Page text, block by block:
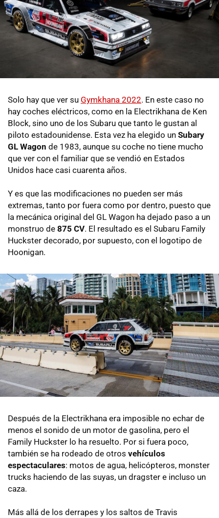
Solo hay que ver su Gymkhana 2022. En este caso no
hay coches eléctricos, como en la Electrikhana de Ken
Block, sino uno de los Subaru que tanto le gustan al
piloto estadounidense. Esta vez ha elegido un Subary
GL Wagon de 1983, aunque su coche no tiene mucho
que ver con el familiar que se vendió en Estados
Unidos hace casi cuarenta años.
Y es que las modificaciones no pueden ser más
extremas, tanto por fuera como por dentro, puesto que
la mecánica original del GL Wagon ha dejado paso a un
monstruo de 875 CV. El resultado es el Subaru Family
Huckster decorado, por supuesto, con el logotipo de
Hoonigan.
Después de la Electrikhana era imposible no echar de
menos el sonido de un motor de gasolina, pero el
Family Huckster lo ha resuelto. Por si fuera poco,
también se ha rodeado de otros vehículos
espectaculares: motos de agua, helicópteros, monster
trucks haciendo de las suyas, un dragster e incluso un
caza.
Más allá de los derrapes y los saltos de Travis